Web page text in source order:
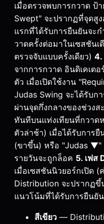
เมื่อตรวจพบการกวาด ป้
Swept" จะปรากฏที่จุดสู
แรกที่ได้รับการยืนยันจะ
วาดครั้งต่อมาในเซสชัน
ตรวจจับแบบครั้งเดียว) 4.
จากการกวาด อินดิเคเต
ตัว เมื่อเปิดใช้งาน
Judas Swing จะได้รับก
ผ่านจุดกึ่งกลางของช่วง
ทันทีบนแท่งเทียนที่กวาด
ตัวล่าช้า) เมื่อได้รับการ
(ขาขึ้น) หรือ "Judas ▼"
รายวันจะถูกล็อค 5. เฟส
เมื่อเซสชันนิวยอร์กเปิด
Distribution จะปรากฏ
แนวโน้มที่ได้รับการยืนยั
สีเขียว —